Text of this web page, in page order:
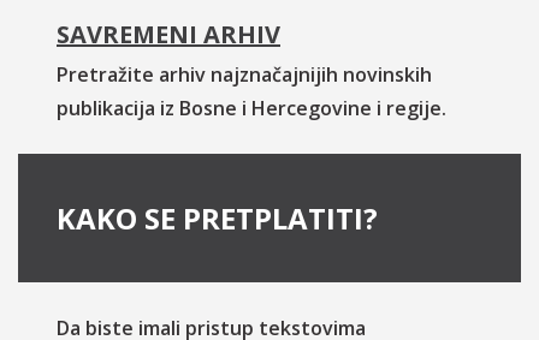
SAVREMENI ARHIV
Pretražite arhiv najznačajnijih novinskih
publikacija iz Bosne i Hercegovine i regije.
KAKO SE PRETPLATITI?
Da biste imali pristup tekstovima